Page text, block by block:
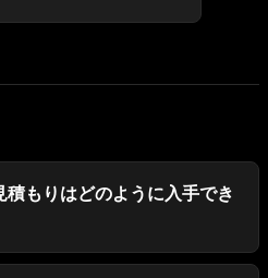
もりはどのように入手でき